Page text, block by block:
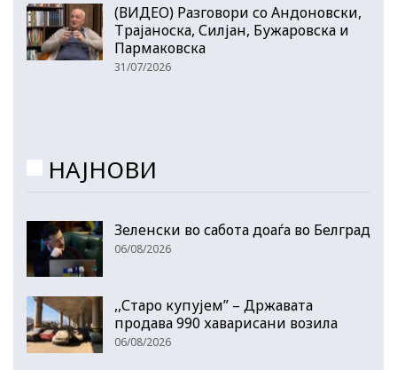
(ВИДЕО) Разговори со Андоновски,
Трајаноска, Силјан, Бужаровска и
Пармаковска
31/07/2026
НАЈНОВИ
Зеленски во сабота доаѓа во Белград
06/08/2026
,,Старо купујем” – Државата
продава 990 хаварисани возила
06/08/2026